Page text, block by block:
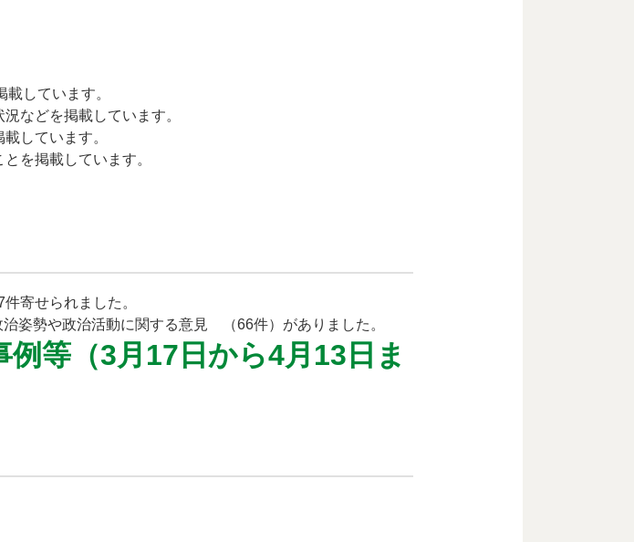
しています。
などを掲載しています。
しています。
を掲載しています。
寄せられました。
姿勢や政治活動に関する意見 （66件）がありました。
等（3月17日から4月13日ま